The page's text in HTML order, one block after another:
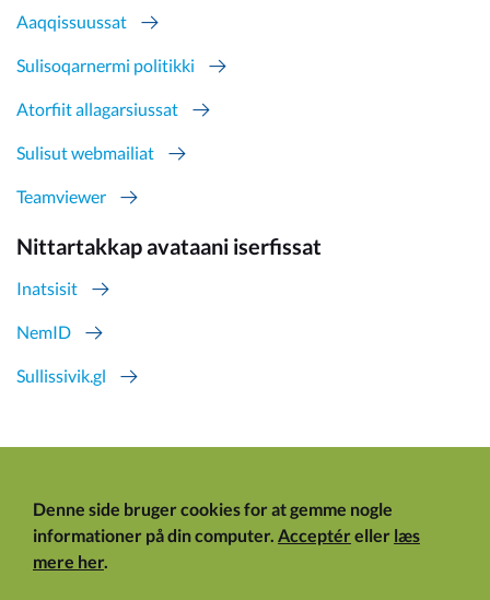
Aaqqissuussat
Sulisoqarnermi politikki
Atorfiit allagarsiussat
Sulisut webmailiat
Teamviewer
Nittartakkap avataani iserfissat
Inatsisit
NemID
Sullissivik.gl
Denne side bruger cookies for at gemme nogle
informationer på din computer. Acceptéreller læs
mere her.